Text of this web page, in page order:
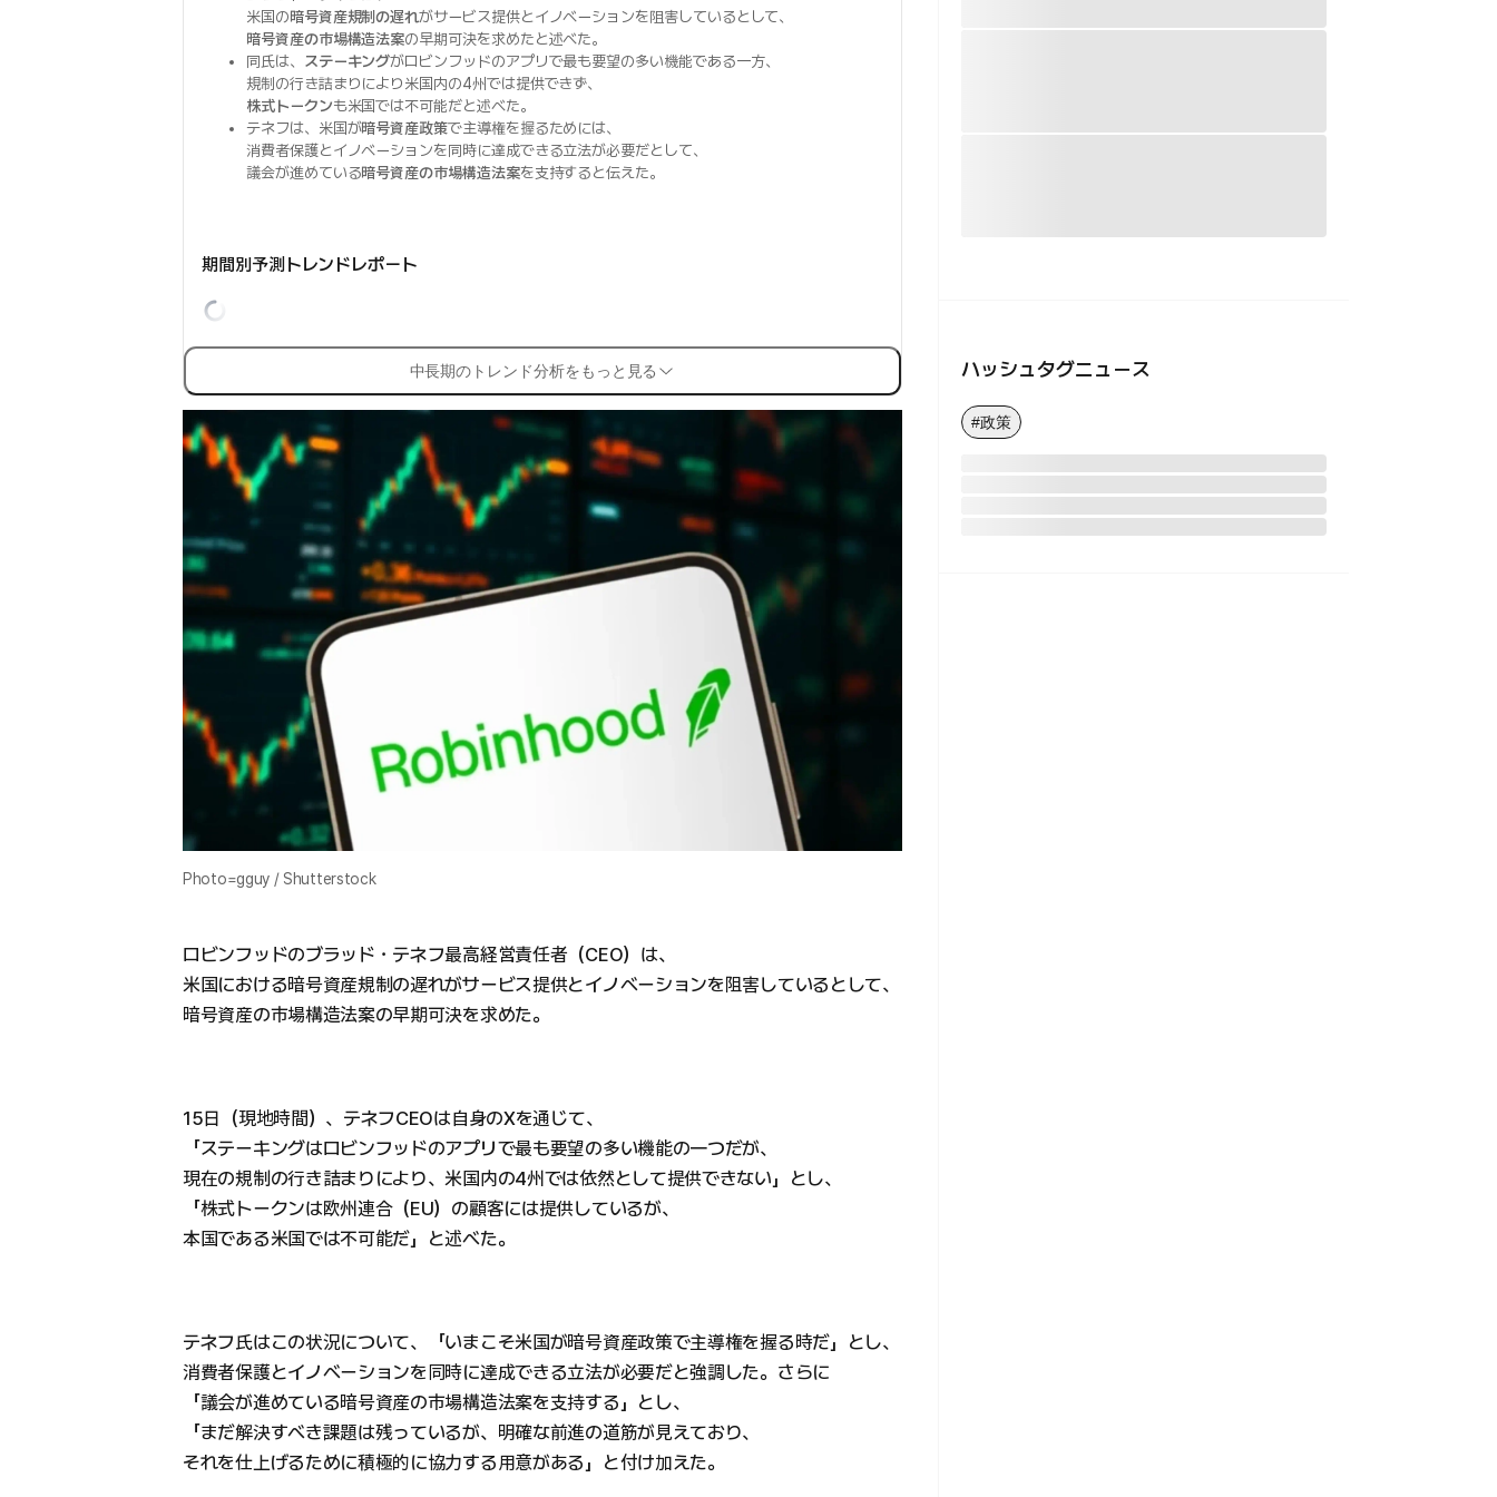
米国の暗号資産規制の遅れがサービス提供とイノベーションを阻害しているとして、
暗号資産の市場構造法案の早期可決を求めたと述べた。
同氏は、 ステーキングがロビンフッドのアプリで最も要望の多い機能である一方、
規制の行き詰まりにより米国内の4州では提供できず、
株式トークンも米国では不可能だと述べた。
テネフは、米国が暗号資産政策で主導権を握るためには、
消費者保護とイノベーションを同時に達成できる立法が必要だとして、
議会が進めている暗号資産の市場構造法案を支持すると伝えた。
期間別予測トレンドレポート
中長期のトレンド分析をもっと見る
Photo=gguy / Shutterstock
ロビンフッドのブラッド・テネフ最高経営責任者（CEO）は、
米国における暗号資産規制の遅れがサービス提供とイノベーションを阻害しているとして、
暗号資産の市場構造法案の早期可決を求めた。
15日（現地時間）、テネフCEOは自身のXを通じて、
「ステーキングはロビンフッドのアプリで最も要望の多い機能の一つだが、
現在の規制の行き詰まりにより、米国内の4州では依然として提供できない」とし、
「株式トークンは欧州連合（EU）の顧客には提供しているが、
本国である米国では不可能だ」と述べた。
テネフ氏はこの状況について、「いまこそ米国が暗号資産政策で主導権を握る時だ」とし、
消費者保護とイノベーションを同時に達成できる立法が必要だと強調した。さらに
「議会が進めている暗号資産の市場構造法案を支持する」とし、
「まだ解決すべき課題は残っているが、明確な前進の道筋が見えており、
それを仕上げるために積極的に協力する用意がある」と付け加えた。
ハッシュタグニュース
#政策